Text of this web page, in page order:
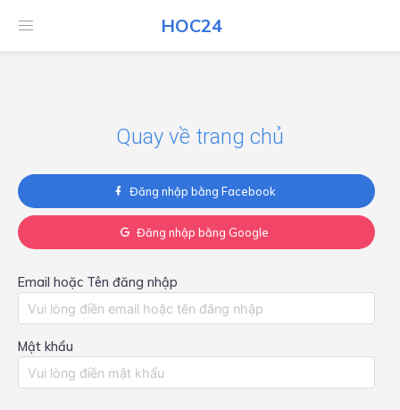
HOC24
HOC24
Quay về trang chủ
Đăng nhập bằng Facebook
Đăng nhập bằng Google
Email hoặc Tên đăng nhập
Mật khẩu